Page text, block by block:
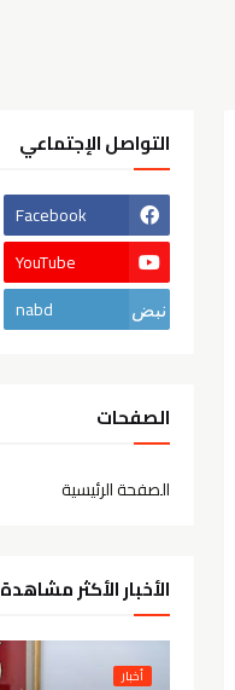
التواصل الإجتماعي
Facebook
YouTube
nabd
الصفحات
الصفحة الرئيسية
الأخبار الأكثر مشاهدة
أخبار